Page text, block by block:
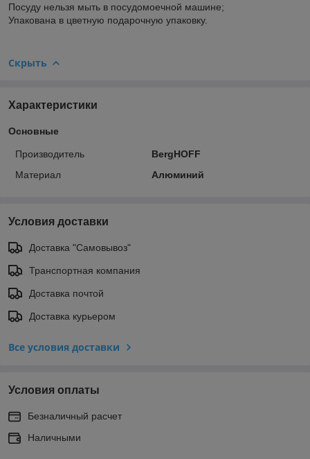
Посуду нельзя мыть в посудомоечной машине;
Упакована в цветную подарочную упаковку.
Скрыть
Характеристики
Основные
Производитель
BergHOFF
Материал
Алюминий
Условия доставки
Доставка "Самовывоз"
Транспортная компания
Доставка почтой
Доставка курьером
Все условия доставки
Условия оплаты
Безналичный расчет
Наличными